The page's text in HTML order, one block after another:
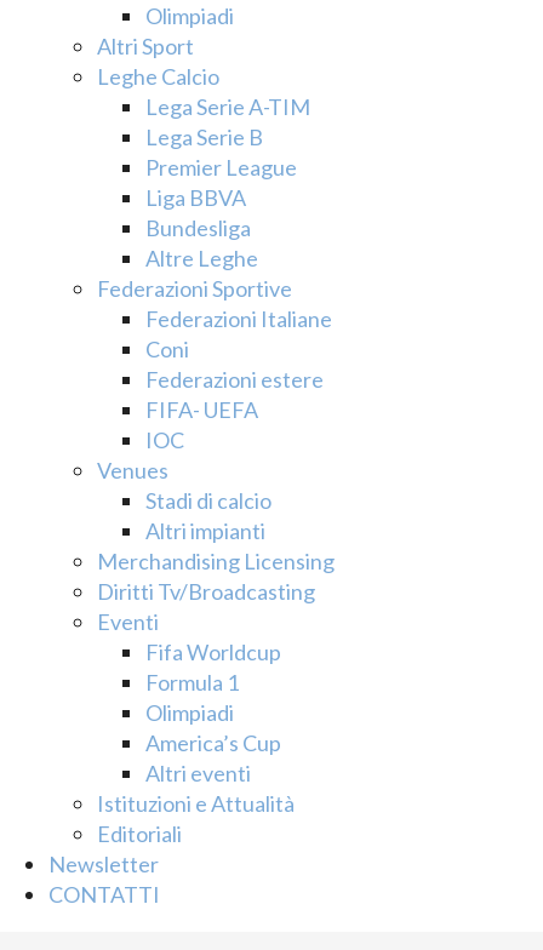
Olimpiadi
Altri Sport
Leghe Calcio
Lega Serie A-TIM
Lega Serie B
Premier League
Liga BBVA
Bundesliga
Altre Leghe
Federazioni Sportive
Federazioni Italiane
Coni
Federazioni estere
FIFA- UEFA
IOC
Venues
Stadi di calcio
Altri impianti
Merchandising Licensing
Diritti Tv/Broadcasting
Eventi
Fifa Worldcup
Formula 1
Olimpiadi
America’s Cup
Altri eventi
Istituzioni e Attualità
Editoriali
Newsletter
CONTATTI